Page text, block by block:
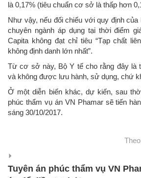
là 0,17% (tiêu chuẩn cơ sở là thấp hơn
Như vậy, nếu đối chiếu với quy định
chuyên ngành áp dụng tại thời điểm
Capita không đạt chỉ tiêu “Tạp chất
không định danh lớn nhất”.
Từ cơ sở này, Bộ Y tế cho rằng đây là
và không được lưu hành, sử dụng, chứ
Ở một diễn biến khác, dự kiến, sau
phúc thẩm vụ án VN Phamar sẽ tiến
sáng 30/10/2017.
Tuyên án phúc thẩm vụ VN